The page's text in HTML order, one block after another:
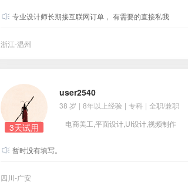
专业设计师长期接互联网订单， 有需要的直接私我
浙江-温州
3天试用
user2540
38 岁 | 8年以上经验 | 专科 | 全职/兼职
电商美工,平面设计,UI设计,视频制作
暂时没有填写。
四川-广安